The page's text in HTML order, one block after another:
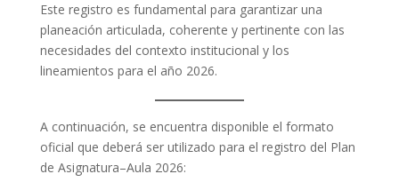
Este registro es fundamental para garantizar una
planeación articulada, coherente y pertinente con las
necesidades del contexto institucional y los
lineamientos para el año 2026.
A continuación, se encuentra disponible el formato
oficial que deberá ser utilizado para el registro del Plan
de Asignatura–Aula 2026: